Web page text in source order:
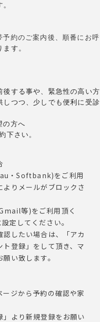
約のご案内後、順番にお
す。
する事や、緊急性の高い
つつ、少しでも便利に受
の方へ
下さい。
・Softbank)をご利用
りメールがブロックさ
等)をご利用頂く
定してください。
したい場合は、「アカ
登録」をして頂き、マ
い致します。
ジから予約の確認や家
」より新規登録をお願い